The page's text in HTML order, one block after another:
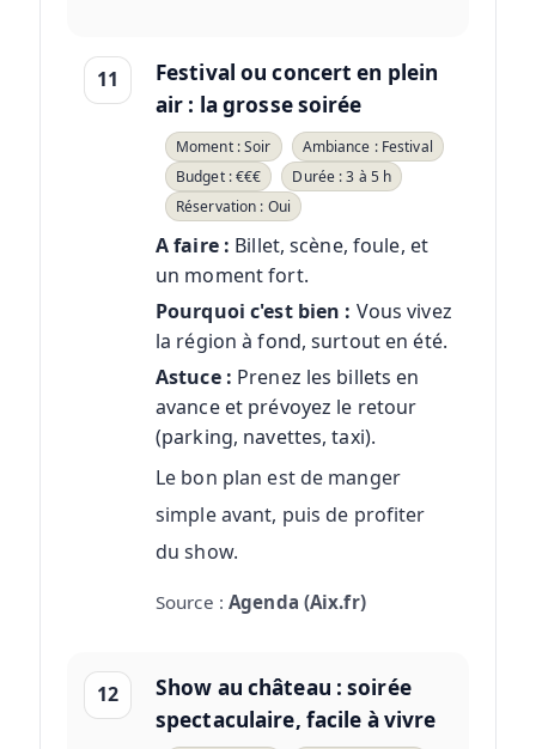
11
Festival ou concert en plein
air : la grosse soirée
Moment : Soir
Ambiance : Festival
Budget : €€€
Durée : 3 à 5 h
Réservation : Oui
A faire : Billet, scène, foule, et
un moment fort.
Pourquoi c'est bien : Vous vivez
la région à fond, surtout en été.
Astuce : Prenez les billets en
avance et prévoyez le retour
(parking, navettes, taxi).
Le bon plan est de manger
simple avant, puis de profiter
du show.
Source :Agenda (Aix.fr)
12
Show au château : soirée
spectaculaire, facile à vivre